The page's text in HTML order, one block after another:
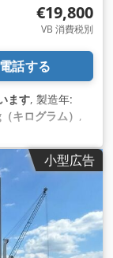
€19,800
VB 消費税別
電話する
ます, 製造年:
キログラム） ,
2,841 mm, フォ
小型広告